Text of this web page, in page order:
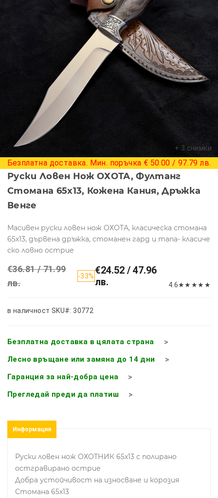
+ 3 снимки
Безплатна доставка. Мин. поръчка € 50.00 / 97.79 лв.
Руски Ловен Нож ОХОТА, Фултанг
Стомана 65х13, Кожена Кания, Дръжка
Венге
Масивен руски ловен нож ОХОТА, класическа стомана
65х13, дървена дръжка, стоманен гард и тапа- класиче
ско ловно острие
€36.81 / 71.99
лв.
-33%€24.52 / 47.96
лв.
4.6★★ ★★ ★
в наличност SKU#: 30772
Безплатна доставка в цялата страна
Лесно връщане или замяна до 14 дни
Гаранция за най-добра цена
Прегледай преди да платиш
Информация
Руски ловен нож ОХОТНИК 65х13 с полирано
остгравирано острие
Добра устойчивост на износване и корозия
Стомана 65х13